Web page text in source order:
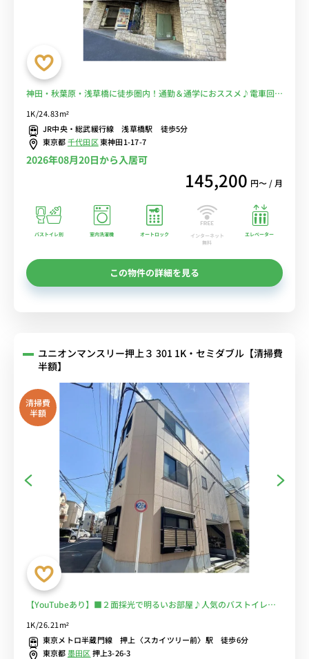
神田・秋葉原・浅草橋に徒歩圏内！通勤＆通学におススメ♪電車回避
1K/24.83m²
JR中央・総武緩行線 浅草橋駅 徒歩5分
東京都千代田区東神田1-17-7
2026年08月20日から入居可
145,200 円〜 / 月
バストイレ別 室内洗濯機 オートロック
インターネット
無料
エレベーター
この物件の詳細を見る
ユニオンマンスリー押上３ 301 1K・セミダブル【清掃費
半額】
清掃費
半額
【YouTubeあり】■２面採光で明るいお部屋♪人気のバストイレ
電車に乗らずに安心な通勤を♪■選べるWi-Fi格安レンタル中！
1K/26.21m²
東京メトロ半蔵門線 押上〈スカイツリー前〉駅 徒歩6分
東京都墨田区押上3-26-3